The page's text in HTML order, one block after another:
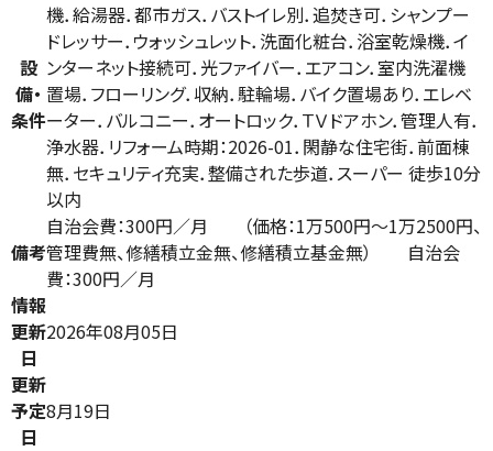
設
備・
条件
機．給湯器．都市ガス．バストイレ別．追焚き可．シャンプー
ドレッサー．ウォッシュレット．洗面化粧台．浴室乾燥機．イ
ンターネット接続可．光ファイバー．エアコン．室内洗濯機
置場．フローリング．収納．駐輪場．バイク置場あり．エレベ
ーター．バルコニー．オートロック．ＴＶドアホン．管理人有．
浄水器．リフォーム時期：2026-01．閑静な住宅街．前面棟
無．セキュリティ充実．整備された歩道．スーパー 徒歩10分
以内
備考
自治会費：300円／月 （価格：1万500円～1万2500円、
管理費無、修繕積立金無、修繕積立基金無） 自治会
費：300円／月
情報
更新
日
2026年08月05日
更新
予定
日
8月19日